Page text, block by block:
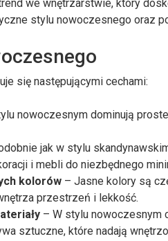
we wnętrzarstwie, który
stylu nowoczesnego oraz
się następującymi cechami:
nowoczesnym dominują
jak w stylu
i mebli do niezbędnego
kolorów – Jasne kolory są
przestrzeń i lekkość.
– W stylu nowoczesnym
sztuczne, które nadają